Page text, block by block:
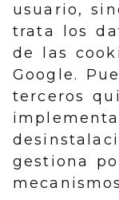
usuario,
trata los
de las
Google.
terceros
gestiona